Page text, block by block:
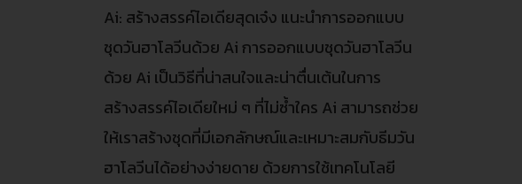
Ai: สร้างสรรค์ไอเดียสุดเจ๋ง แนะนำการออกแบบ
ชุดวันฮาโลวีนด้วย Ai การออกแบบชุดวันฮาโลวีน
ด้วย Ai เป็นวิธีที่น่าสนใจและน่าตื่นเต้นในการ
สร้างสรรค์ไอเดียใหม่ ๆ ที่ไม่ซ้ำใคร Ai สามารถช่วย
ให้เราสร้างชุดที่มีเอกลักษณ์และเหมาะสมกับธีมวัน
ฮาโลวีนได้อย่างง่ายดาย ด้วยการใช้เทคโนโลยี